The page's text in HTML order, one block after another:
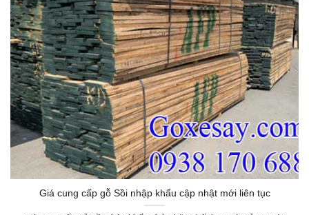
Giá cung cấp gỗ Sồi nhập khẩu cập nhật mới liên tục